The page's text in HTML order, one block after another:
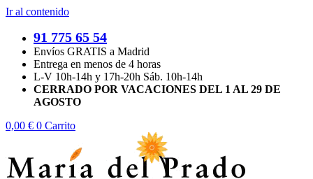
Ir al contenido
91 775 65 54
Envíos GRATIS a Madrid
Entrega en menos de 4 horas
L-V 10h-14h y 17h-20h Sáb. 10h-14h
CERRADO POR VACACIONES DEL 1 AL 29 DE
AGOSTO
0,00 € 0 Carrito